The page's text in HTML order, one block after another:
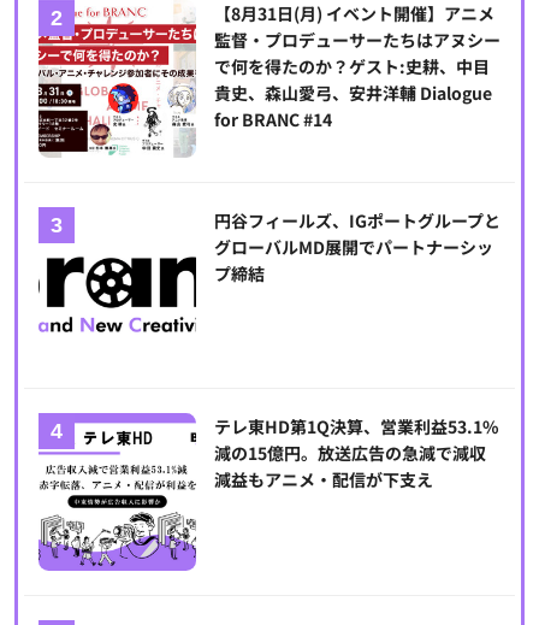
【8月31日(月) イベント開催】アニメ
監督・プロデューサーたちはアヌシー
で何を得たのか？ゲスト:史耕、中目
貴史、森山愛弓、安井洋輔 Dialogue
for BRANC #14
円谷フィールズ、IGポートグループと
グローバルMD展開でパートナーシッ
プ締結
テレ東HD第1Q決算、営業利益53.1%
減の15億円。放送広告の急減で減収
減益もアニメ・配信が下支え